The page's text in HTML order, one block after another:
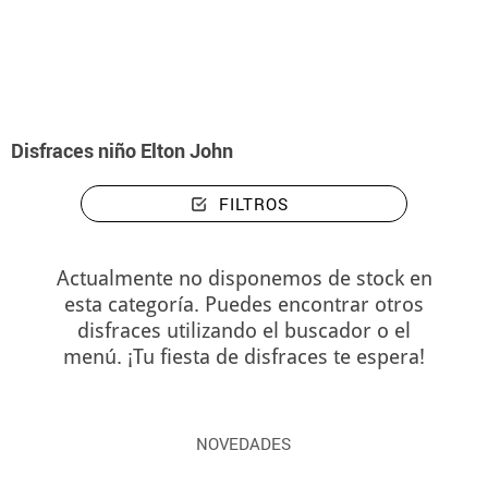
Disfraces niño Elton John
FILTROS
Actualmente no disponemos de stock en
esta categoría. Puedes encontrar otros
disfraces utilizando el buscador o el
menú. ¡Tu fiesta de disfraces te espera!
NOVEDADES